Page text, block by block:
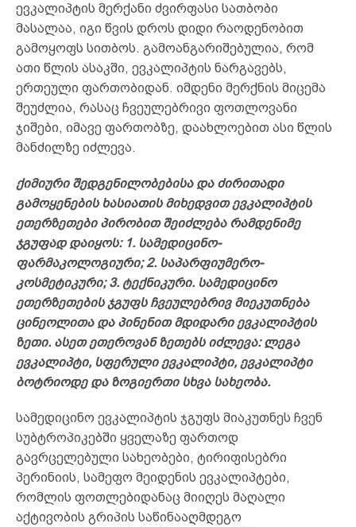
ევკალიპტის მერქანი ძვირფასი სათბობი
მასალაა, იგი წვის დროს დიდი რაოდენობით
გამოყოფს სითბოს. გამოანგარიშებულია, რომ
ათი წლის ასაკში, ევკალიპტის ნარგავებს,
ერთეული ფართობიდან. იმდენი მერქნის მიცემა
შეუძლია, რასაც ჩვეულებრივი ფოთლოვანი
ჯიშები, იმავე ფართობზე, დაახლოებით ასი წლის
მანძილზე იძლევა.
ქიმიური შედგენილობებისა და ძირითადი
გამოყენების ხასიათის მიხედვით ევკალიპტის
ეთერზეთები პირობით შეიძლება რამდენიმე
ჯგუფად დაიყოს: 1. სამედიცინო-
ფარმაკოლოგიური; 2. საპარფიუმერო-
კოსმეტიკური; 3. ტექნიკური. სამედიცინო
ეთერზეთების ჯგუფს ჩვეულებრივ მიეკუთნება
ცინეოლითა და პინენით მდიდარი ევკალიპტის
ზეთი. ასეთ ეთეროვან ზეთებს იძლევა: ლეგა
ევკალიპტი, სფერული ევკალიპტი, ევკალიპტი
ბოტრიოდე და ზოგიერთი სხვა სახეობა.
სამედიცინო ევკალიპტის ჯგუფს მიაკუთნეს ჩვენ
სუბტროპიკებში ყველაზე ფართოდ
გავრცელებული სახეობები, ტირიფისებრი
პერინიის, სამეფო მეიდენის ევკალიპტები,
რომლის ფოთლებიდანაც მიიღეს მაღალი
აქტივობის გრიპის საწინააღმდეგო